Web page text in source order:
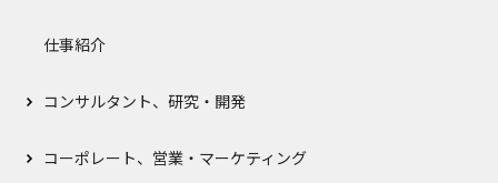
仕事紹介
コンサルタント、研究・開発
コーポレート、営業・マーケティング